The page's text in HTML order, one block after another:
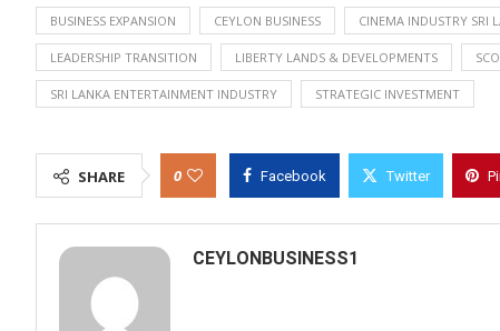
BUSINESS EXPANSION CEYLON BUSINESS CINEMA INDUSTRY SRI
LEADERSHIP TRANSITION LIBERTY LANDS & DEVELOPMENTS
SRI LANKA ENTERTAINMENT INDUSTRY STRATEGIC INVESTMENT
SHARE 0 Facebook Twitter
CEYLONBUSINESS1